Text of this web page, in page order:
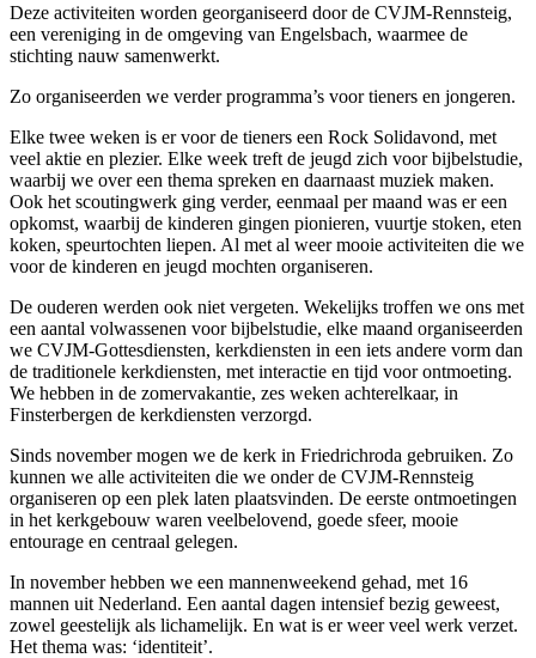
Deze activiteiten worden georganiseerd door de CVJM-Rennsteig,
een vereniging in de omgeving van Engelsbach, waarmee de
stichting nauw samenwerkt.
Zo organiseerden we verder programma’s voor tieners en jongeren.
Elke twee weken is er voor de tieners een Rock Solidavond, met
veel aktie en plezier. Elke week treft de jeugd zich voor bijbelstudie,
waarbij we over een thema spreken en daarnaast muziek maken.
Ook het scoutingwerk ging verder, eenmaal per maand was er een
opkomst, waarbij de kinderen gingen pionieren, vuurtje stoken, eten
koken, speurtochten liepen. Al met al weer mooie activiteiten die we
voor de kinderen en jeugd mochten organiseren.
De ouderen werden ook niet vergeten. Wekelijks troffen we ons met
een aantal volwassenen voor bijbelstudie, elke maand organiseerden
we CVJM-Gottesdiensten, kerkdiensten in een iets andere vorm dan
de traditionele kerkdiensten, met interactie en tijd voor ontmoeting.
We hebben in de zomervakantie, zes weken achterelkaar, in
Finsterbergen de kerkdiensten verzorgd.
Sinds november mogen we de kerk in Friedrichroda gebruiken. Zo
kunnen we alle activiteiten die we onder de CVJM-Rennsteig
organiseren op een plek laten plaatsvinden. De eerste ontmoetingen
in het kerkgebouw waren veelbelovend, goede sfeer, mooie
entourage en centraal gelegen.
In november hebben we een mannenweekend gehad, met 16
mannen uit Nederland. Een aantal dagen intensief bezig geweest,
zowel geestelijk als lichamelijk. En wat is er weer veel werk verzet.
Het thema was: ‘identiteit’.